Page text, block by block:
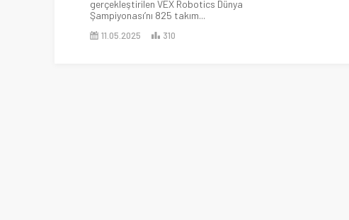
gerçekleştirilen VEX Robotics Dünya
Şampiyonası’nı 825 takım...
11.05.2025 310